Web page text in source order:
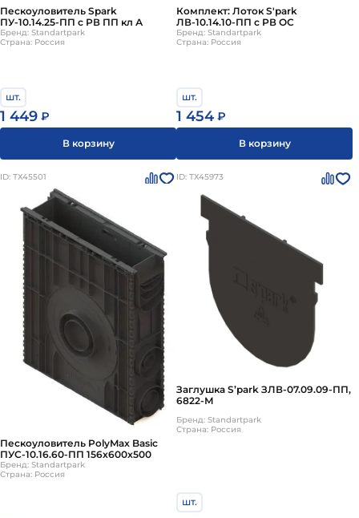
Пескоуловитель Spark
ПУ-10.14.25-ПП с РВ ПП кл А
Бренд: Standartpark
Страна: Россия
шт.
1 449 ₽
В корзину
Комплект: Лоток S'park
ЛВ-10.14.10-ПП с РВ ОС
Бренд: Standartpark
Страна: Россия
шт.
1 454 ₽
В корзину
ID: ТХ45501
Пескоуловитель PolyMax Basic
ПУС-10.16.60-ПП 156x600x500
Бренд: Standartpark
Страна: Россия
ID: ТХ45973
Заглушка S’park ЗЛВ-07.09.09-ПП,
6822-М
Бренд: Standartpark
Страна: Россия
шт.